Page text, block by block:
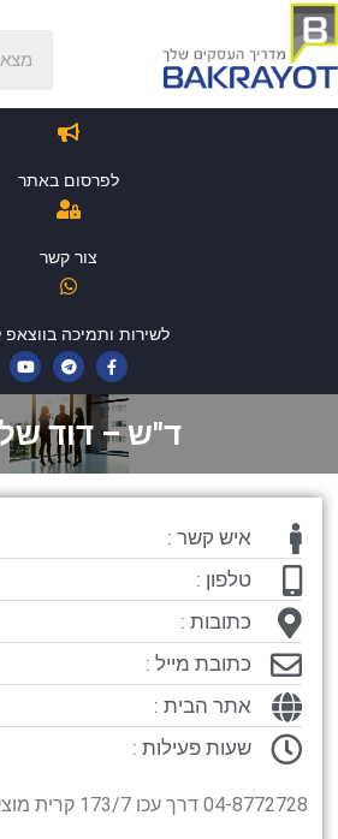
לפרסום באתר
צור קשר
לשירות ותמיכה בווצאפ
ד"ש – דוד
איש קשר :
טלפון :
כתובות :
כתובת מייל :
אתר הבית :
שעות פעילות :
04-8772728 דרך עכו 173/7 קרית מוצקין